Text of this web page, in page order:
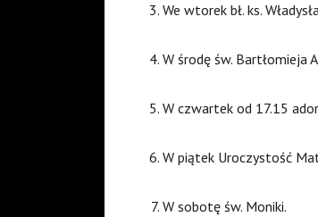
We wtorek bł. ks.
W środę św. Bartłomieja
W czwartek od 17.15
W piątek Uroczystość
W sobotę św. Moniki.